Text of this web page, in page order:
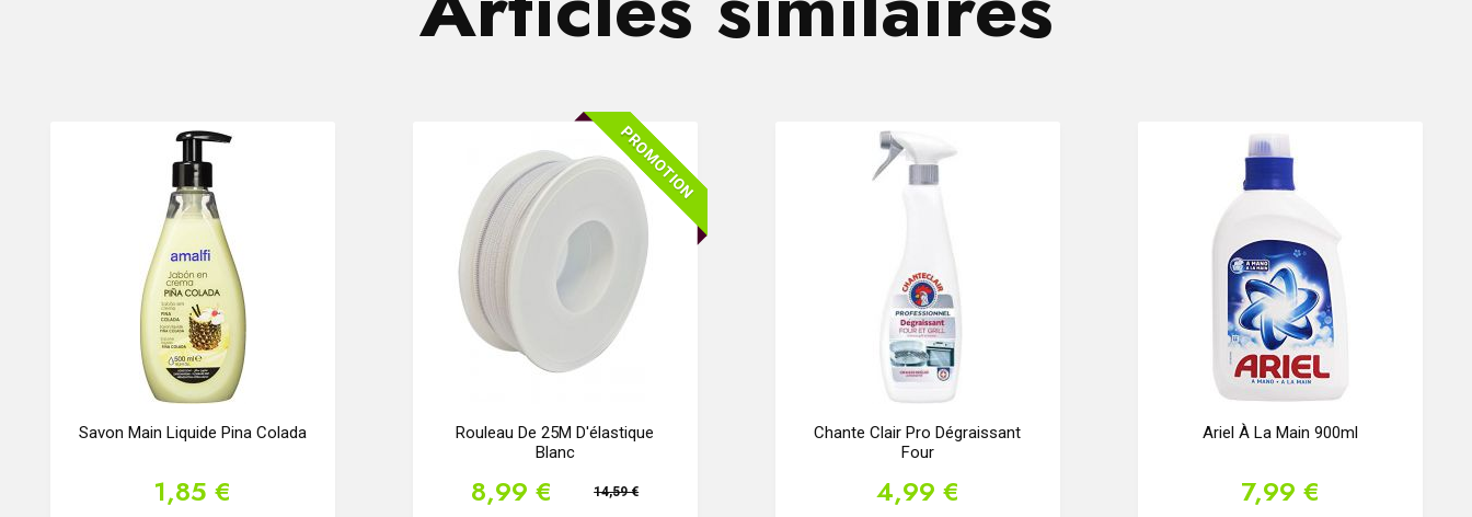
Savon Main Liquide Pina Colada
1,85 €
PROMOTION
Rouleau De 25M D'élastique
Blanc
8,99 € 14,59 €
Chante Clair Pro Dégraissant
Four
4,99 €
Ariel À La Main 900ml
7,99 €